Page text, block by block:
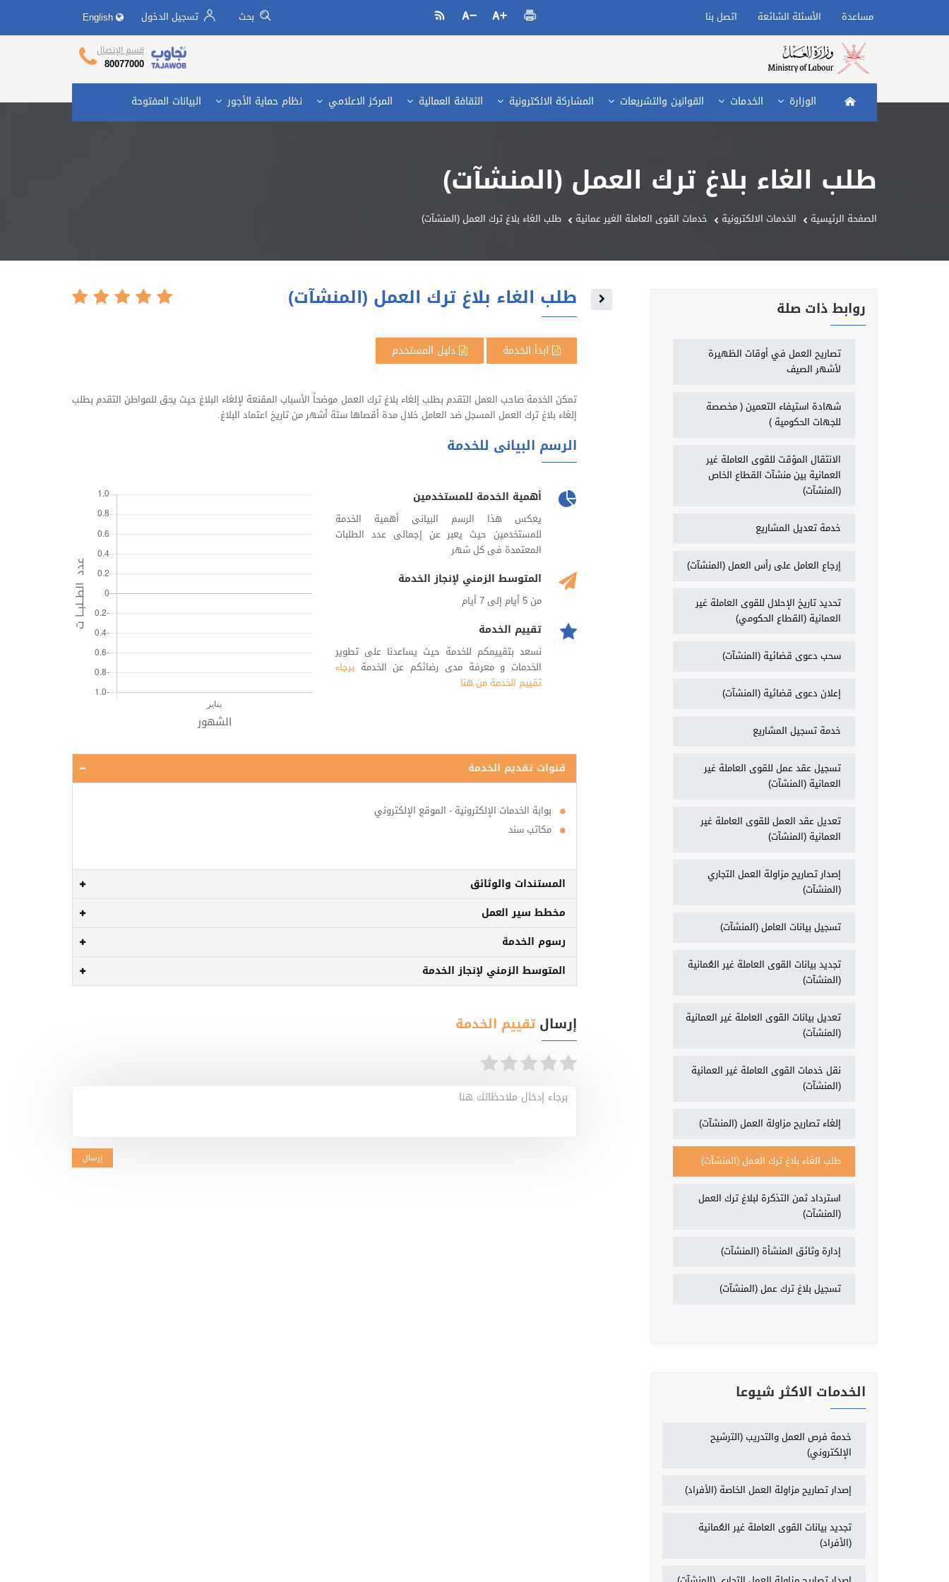
مساعدة الأسئلة الشائعة اتصل بنا بحث
تسجيل الدخول
قسم الإتصال
80077000
تجاوب وزارة العمل
الصفحة الرئيسية
الوزارة الخدمات القوانين والتشريعات المشاركة الالكترونية الثقافة العمالية المركز الاعلامي نظام حماية الأجور البيانات المفتوحة
طلب الغاء بلاغ ترك العمل (المنشآت)
الصفحة الرئيسية الخدمات الالكترونية خدمات القوى العاملة الغير عمانية طلب الغاء بلاغ ترك العمل (المنشآت)
طلب الغاء بلاغ ترك العمل (المنشآت)
ابدأ الخدمة دليل المستخدم
تمكن الخدمة صاحب العمل التقدم بطلب إلغاء بلاغ ترك العمل موضحاً الأسباب المقنعة لإلغاء البلاغ حيث يحق للمواطن التقدم بطلب
إلغاء بلاغ ترك العمل المسجل ضد العامل خلال مدة أقصاها ستة أشهر من تاريخ اعتماد البلاغ.
الرسم البيانى للخدمة
أهمية الخدمة للمستخدمين
يعكس هذا الرسم البيانى أهمية الخدمة
للمستخدمين حيث يعبر عن إجمالى عدد الطلبات
المعتمدة فى كل شهر
المتوسط الزمني لإنجاز الخدمة
من 5 أيام إلى 7 أيام
تقييم الخدمة
نسعد بتقييمكم للخدمة حيث يساعدنا على تطوير
الخدمات و معرفة مدى رضائكم عن الخدمة برجاء
تقييم الخدمة من هنا
قنوات تقديم الخدمة
بوابة الخدمات الإلكترونية - الموقع الإلكتروني
مكاتب سند
المستندات والوثائق
مخطط سير العمل
رسوم الخدمة
المتوسط الزمني لإنجاز الخدمة
Toggle navigation
إرسال تقييم الخدمة
برجاء إدخال ملاحظاتك هنا
إرسال
روابط ذات صلة
تصاريح العمل في أوقات الظهيرة
لأشهر الصيف
شهادة استيفاء التعمين ( مخصصة
للجهات الحكومية )
الانتقال المؤقت للقوى العاملة غير
العمانية بين منشآت القطاع الخاص
(المنشآت)
خدمة تعديل المشاريع
إرجاع العامل على رأس العمل (المنشآت)
تحديد تاريخ الإحلال للقوى العاملة غير
العمانية (القطاع الحكومي)
سحب دعوى قضائية (المنشآت)
إعلان دعوى قضائية (المنشآت)
خدمة تسجيل المشاريع
تسجيل عقد عمل للقوى العاملة غير
العمانية (المنشآت)
تعديل عقد العمل للقوى العاملة غير
العمانية (المنشآت)
إصدار تصاريح مزاولة العمل التجاري
(المنشآت)
تسجيل بيانات العامل (المنشآت)
تجديد بيانات القوى العاملة غير العُمانية
(المنشآت)
تعديل بيانات القوى العاملة غير العمانية
(المنشآت)
نقل خدمات القوى العاملة غير العمانية
(المنشآت)
إلغاء تصاريح مزاولة العمل (المنشآت)
طلب الغاء بلاغ ترك العمل (المنشآت)
استرداد ثمن التذكرة لبلاغ ترك العمل
(المنشآت)
إدارة وثائق المنشأة (المنشآت)
تسجيل بلاغ ترك عمل (المنشآت)
الخدمات الاكثر شيوعا
خدمة فرص العمل والتدريب (الترشيح
الإلكتروني)
إصدار تصاريح مزاولة العمل الخاصة (الأفراد)
تجديد بيانات القوى العاملة غير العُمانية
(الأفراد)